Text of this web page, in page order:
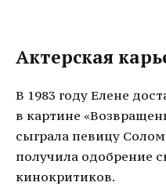
Актерская
В 1983 году Елене
в картине
сыграла певицу
получила одобрение
кинокритиков.